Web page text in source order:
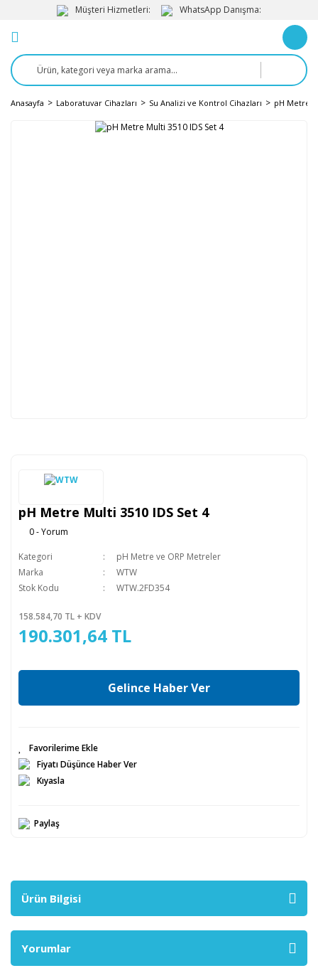
Müşteri Hizmetleri: WhatsApp Danışma:
Anasayfa Laboratuvar Cihazları Su Analizi ve Kontrol Cihazları pH Metre
pH Metre Multi 3510 IDS Set 4
0 - Yorum
Kategori
pH Metre ve ORP Metreler
Marka
WTW
Stok Kodu
WTW.2FD354
158.584,70 TL + KDV
190.301,64 TL
Gelince Haber Ver
Fiyatı Düşünce Haber Ver
Kıyasla
Paylaş
Ürün Bilgisi
Yorumlar